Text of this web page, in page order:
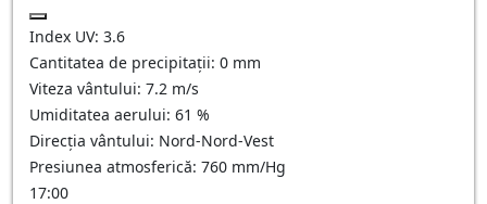
Index UV: 3.6
Cantitatea de precipitații: 0 mm
Viteza vântului: 7.2 m/s
Umiditatea aerului: 61 %
Direcția vântului: Nord-Nord-Vest
Presiunea atmosferică: 760 mm/Hg
17:00